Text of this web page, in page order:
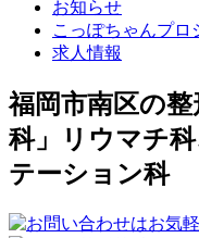
お知らせ
こっぽちゃんプロ
求人情報
福岡市南区の
科」リウマチ
テーション科